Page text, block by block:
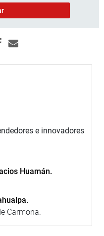
e innovadores
Huamán.
Carmona.